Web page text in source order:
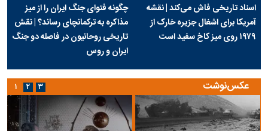
اسناد تاریخی فاش می‌کند | نقشه
آمریکا برای اشغال جزیره خارک از
۱۹۷۹ روی میز کاخ سفید است
چگونه فتوای جنگ ایران را از میز
مذاکره به ترکمانچای رساند؟ | نقش
تاریخی روحانیون در فاصله دو جنگ
ایران و روس
عکس‌نوشت ۱ ۲ ۳